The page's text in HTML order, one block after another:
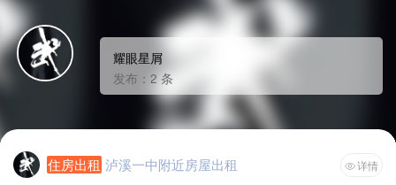
耀眼星屑
发布：2 条
住房出租 泸溪一中附近房屋出租 详情